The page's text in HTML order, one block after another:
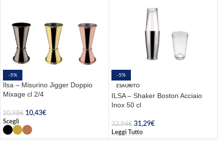
-5%
Ilsa – Misurino Jigger Doppio
Mixage cl 2/4
10,98€ 10,43€
Scegli
-5%
ESAURITO
ILSA – Shaker Boston Acciaio
Inox 50 cl
32,94€ 31,29€
Leggi Tutto